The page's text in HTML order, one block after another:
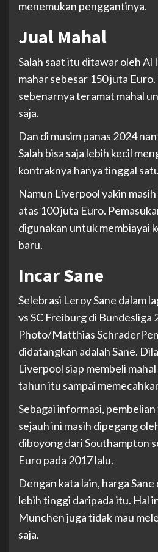
menemukan penggantinya.
Jual Mahal
Salah saat itu ditawar oleh Al
mahar sebesar 150 juta
sebenarnya teramat mahal
saja.
Dan di musim panas 2024
Salah bisa saja lebih kecil
kontraknya hanya tinggal
Namun Liverpool yakin masih
atas 100 juta Euro.
digunakan untuk membiayai
baru.
Incar Sane
Selebrasi Leroy Sane dalam
vs SC Freiburg di Bundesliga
Photo/Matthias Schrader
didatangkan adalah Sane.
Liverpool siap membeli
tahun itu sampai
Sebagai informasi,
sejauh ini masih dipegang
diboyong dari Southampton
Euro pada 2017 lalu.
Dengan kata lain, harga
lebih tinggi daripada itu. Hal
Munchen juga tidak mau
saja.